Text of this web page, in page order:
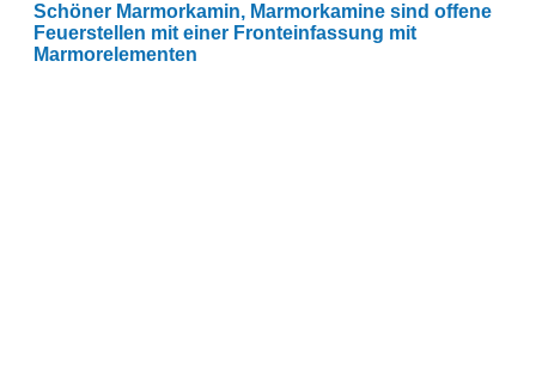
Schöner Marmorkamin, Marmorkamine sind offene
Feuerstellen mit einer Fronteinfassung mit
Marmorelementen